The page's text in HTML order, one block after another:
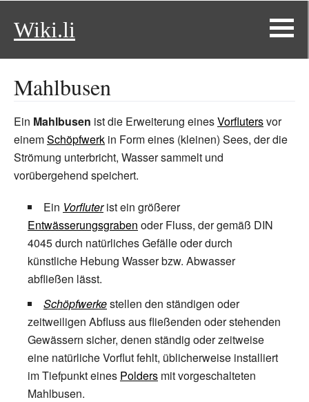
Wiki.li
Mahlbusen
Ein Mahlbusen ist die Erweiterung einesVorflutersvor
einemSchöpfwerk in Form eines (kleinen) Sees, der die
Strömung unterbricht, Wasser sammelt und
vorübergehend speichert.
Ein Vorfluterist ein größerer
Entwässerungsgraben oder Fluss, der gemäß DIN
4045 durch natürliches Gefälle oder durch
künstliche Hebung Wasser bzw. Abwasser
abfließen lässt.
Schöpfwerkestellen den ständigen oder
zeitweiligen Abfluss aus fließenden oder stehenden
Gewässern sicher, denen ständig oder zeitweise
eine natürliche Vorflut fehlt, üblicherweise installiert
im Tiefpunkt eines Polders mit vorgeschalteten
Mahlbusen.